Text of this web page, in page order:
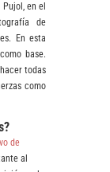
en el
de
En esta
base.
todas
como
de
al